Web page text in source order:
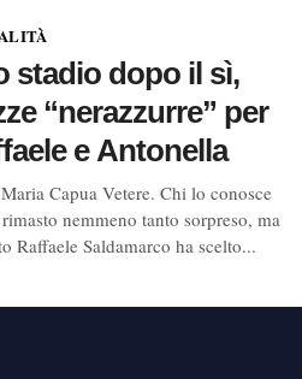
stadio dopo il sì,
“nerazzurre” per
e Antonella
Capua Vetere. Chi lo conosce
nemmeno tanto sorpreso, ma
Raffaele Saldamarco ha scelto...